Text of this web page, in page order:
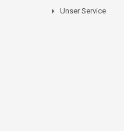
Unser Service